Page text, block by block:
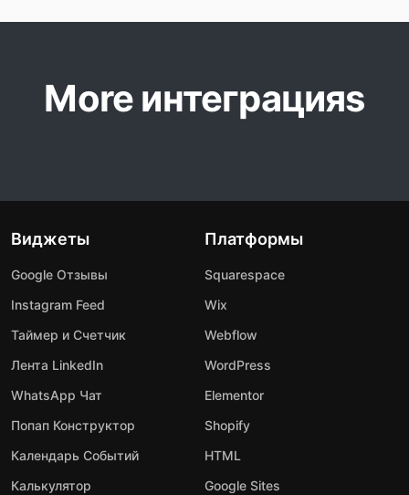
More интеграцияs
Виджеты
Google Отзывы
Instagram Feed
Таймер и Счетчик
Лента LinkedIn
WhatsApp Чат
Попап Конструктор
Календарь Событий
Калькулятор
Платформы
Squarespace
Wix
Webflow
WordPress
Elementor
Shopify
HTML
Google Sites